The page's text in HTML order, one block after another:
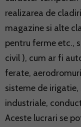
realizarea de
magazine si alte
pentru ferme etc.,
civil ), cum ar fi
ferate,
sisteme de
industriale,
Aceste lucrari se